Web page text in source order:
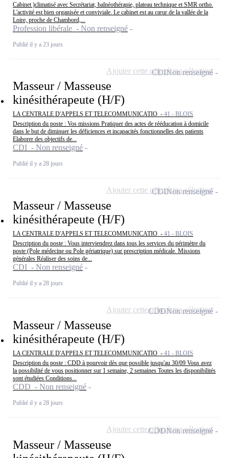
Cabinet )climatisé avec Secrétariat, balnéothérapie, plateau technique et SMR ortho.
L'activité est bien organisée et conviviale. Le cabinet est au cœur de la vallée de la
Loire, proche de Chambord,...
Profession libérale - Non renseigné
Publié il y a 23 jours
Masseur / Masseuse
kinésithérapeute (H/F)
LA CENTRALE D'APPELS ET TELECOMMUNICATIO - 41 - BLOIS
Description du poste : Vos missions Pratiquer des actes de rééducation à domicile
dans le but de diminuer les déficiences et incapacités fonctionnelles des patients
Elaborer des objectifs de...
CDI - Non renseigné
Publié il y a 28 jours
CDINon renseigné
Ajouter cette offre à ma sélection
Masseur / Masseuse
kinésithérapeute (H/F)
LA CENTRALE D'APPELS ET TELECOMMUNICATIO - 41 - BLOIS
Description du poste : Vous interviendrez dans tous les services du périmètre du
poste (Pole médecine ou Pole gériatrique) sur prescription médicale. Missions
générales Réaliser des soins de...
CDI - Non renseigné
Publié il y a 28 jours
CDINon renseigné
Ajouter cette offre à ma sélection
Masseur / Masseuse
kinésithérapeute (H/F)
LA CENTRALE D'APPELS ET TELECOMMUNICATIO - 41 - BLOIS
Description du poste : CDD à pourvoir dès que possible jusqu'au 30/09 Vous avez
la possibilité de vous positionner sur 1 semaine, 2 semaines Toutes les disponibilités
sont étudiées Conditions...
CDD - Non renseigné
Publié il y a 28 jours
CDDNon renseigné
Ajouter cette offre à ma sélection
Masseur / Masseuse
CDDNon renseigné
Ajouter cette offre à ma sélection